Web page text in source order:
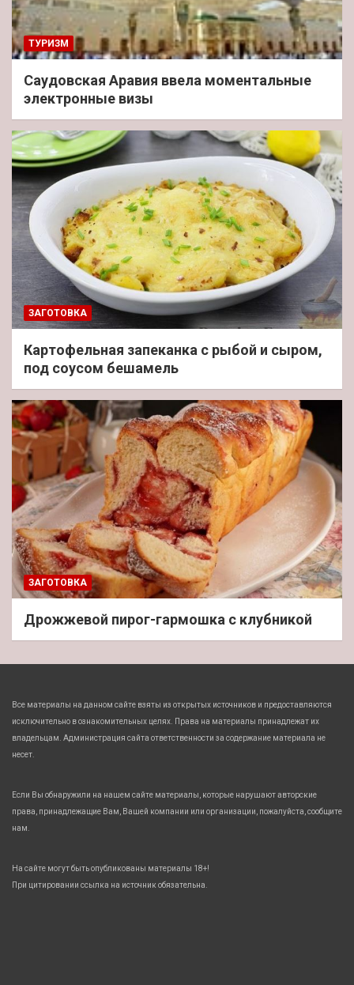
ТУРИЗМ
Саудовская Аравия ввела моментальные
электронные визы
ЗАГОТОВКА
Картофельная запеканка с рыбой и сыром,
под соусом бешамель
ЗАГОТОВКА
Дрожжевой пирог-гармошка с клубникой
Все материалы на данном сайте взяты из открытых источников и предоставляются
исключительно в ознакомительных целях. Права на материалы принадлежат их
владельцам. Администрация сайта ответственности за содержание материала не
несет.
Если Вы обнаружили на нашем сайте материалы, которые нарушают авторские
права, принадлежащие Вам, Вашей компании или организации, пожалуйста, сообщите
нам.
На сайте могут быть опубликованы материалы 18+!
При цитировании ссылка на источник обязательна.